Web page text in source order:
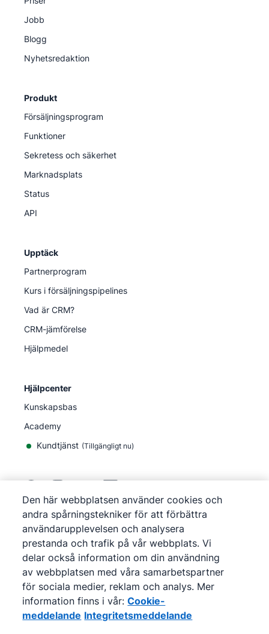
Jobb
Blogg
Nyhetsredaktion
Produkt
Försäljningsprogram
Funktioner
Sekretess och säkerhet
Marknadsplats
Status
API
Upptäck
Partnerprogram
Kurs i försäljningspipelines
Vad är CRM?
CRM-jämförelse
Hjälpmedel
Hjälpcenter
Kunskapsbas
Academy
Kundtjänst (Tillgängligt nu)
©2026Pipedrive
Pipedrive
Användarvillkor
Pipedrive
Integritetsmeddelande
Webbplatskarta
Cookie-meddelande
Inställningar för cookies
Pipedrive är ett webbaserat CRM för försäljning.
Den här webbplatsen använder cookies och
andra spårningstekniker för att förbättra
användarupplevelsen och analysera
prestanda och trafik på vår webbplats. Vi
delar också information om din användning
av webbplatsen med våra samarbetspartner
för sociala medier, reklam och analys. Mer
information finns i vår: Cookie-
meddelande Integritetsmeddelande